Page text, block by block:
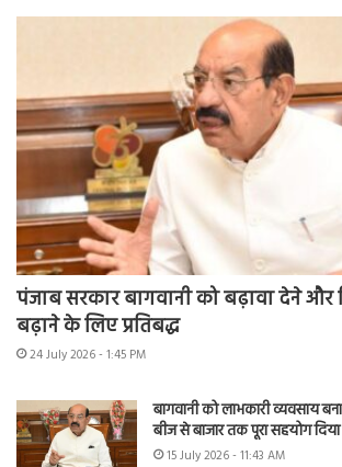
पंजाब सरकार बागवानी को बढ़ावा देने
बढ़ाने के लिए प्रतिबद्ध
24 July 2026 - 1:45 PM
बागवानी को लाभकारी व्यवसाय
बीज से बाजार तक पूरा सहयोग
15 July 2026 - 11:43 AM